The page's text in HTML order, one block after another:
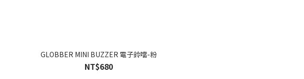
GLOBBER MINI BUZZER 電子鈴噹-粉
NT$680